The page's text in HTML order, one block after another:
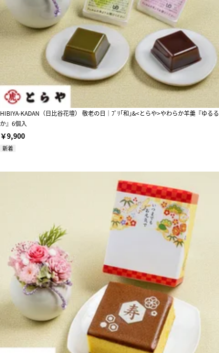
HIBIYA-KADAN（日比谷花壇） 敬老の日｜ﾌﾟﾘ｢和｣&<とらや>やわらか羊羹『ゆるる
か』6個入
￥9,900
新着